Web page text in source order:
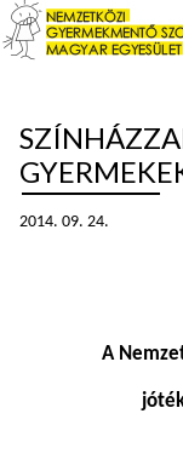
2014. 09. 24.
A